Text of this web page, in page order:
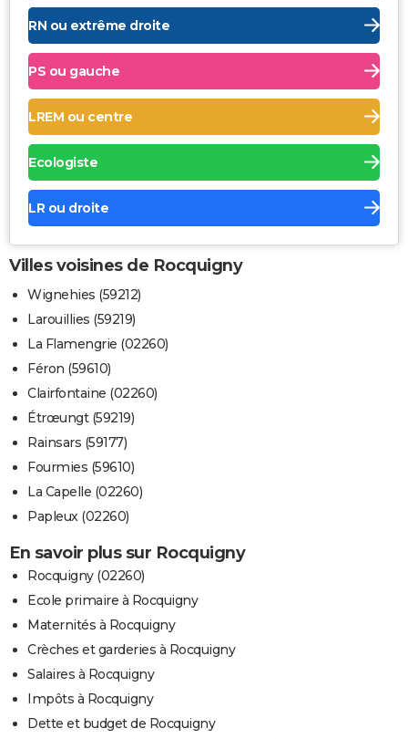
RN ou extrême droite
PS ou gauche
LREM ou centre
Ecologiste
LR ou droite
Villes voisines de Rocquigny
Wignehies (59212)
Larouillies (59219)
La Flamengrie (02260)
Féron (59610)
Clairfontaine (02260)
Étrœungt (59219)
Rainsars (59177)
Fourmies (59610)
La Capelle (02260)
Papleux (02260)
En savoir plus sur Rocquigny
Rocquigny (02260)
Ecole primaire à Rocquigny
Maternités à Rocquigny
Crèches et garderies à Rocquigny
Salaires à Rocquigny
Impôts à Rocquigny
Dette et budget de Rocquigny